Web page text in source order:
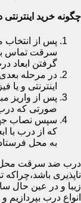
چگونه خرید
پس از انتخاب
سرقت تماس
گرفتن
در مرحله
اینترنتی و
پس از واریز
صورتی که
سپس نصاب
که از درب با
به محل
درب ضد سرقت محل
ناپذیری
زیبا و در عین حال
انواع درب بپردازیم